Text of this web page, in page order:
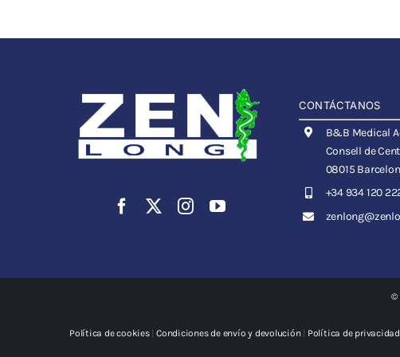
CONTÁCTANOS
B&B Medical
Consell de
08015
+34 934 120
©
Política de cookies|Condiciones de envío y devolución| Política de privacidad